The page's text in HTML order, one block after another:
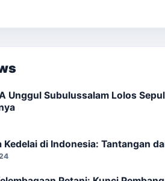
Unggul Subulussalam Lolos
Kedelai di Indonesia: Tantangan